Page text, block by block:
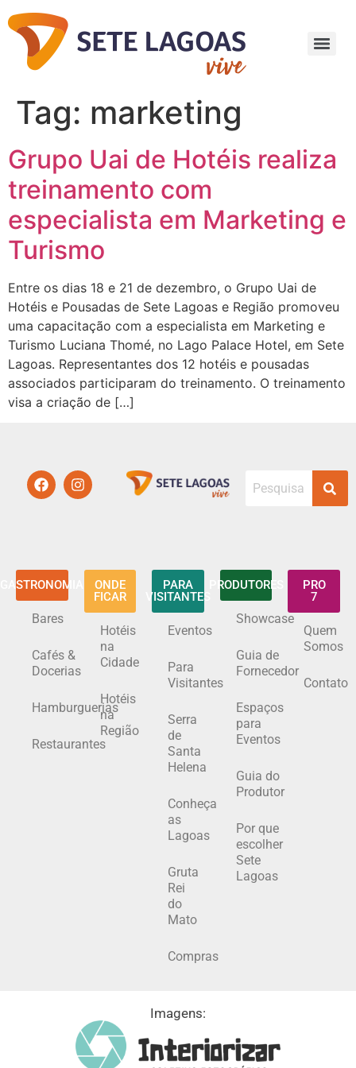
Tag: marketing
Grupo Uai de Hotéis realiza
treinamento com
especialista em Marketing e
Turismo
Entre os dias 18 e 21 de dezembro, o Grupo Uai de
Hotéis e Pousadas de Sete Lagoas e Região promoveu
uma capacitação com a especialista em Marketing e
Turismo Luciana Thomé, no Lago Palace Hotel, em Sete
Lagoas. Representantes dos 12 hotéis e pousadas
associados participaram do treinamento. O treinamento
visa a criação de […]
GASTRONOMIA
Bares
Cafés &
Docerias
Hamburguerias
Restaurantes
ONDE
FICAR
Hotéis
na
Cidade
Hotéis
na
Região
PARA
VISITANTES
Eventos
Para
Visitantes
Serra
de
Santa
Helena
Conheça
as
Lagoas
Gruta
Rei
do
Mato
Compras
PRODUTORES
Showcase
Guia de
Fornecedor
Espaços
para
Eventos
Guia do
Produtor
Por que
escolher
Sete
Lagoas
PRO
7
Quem
Somos
Contato
Imagens: